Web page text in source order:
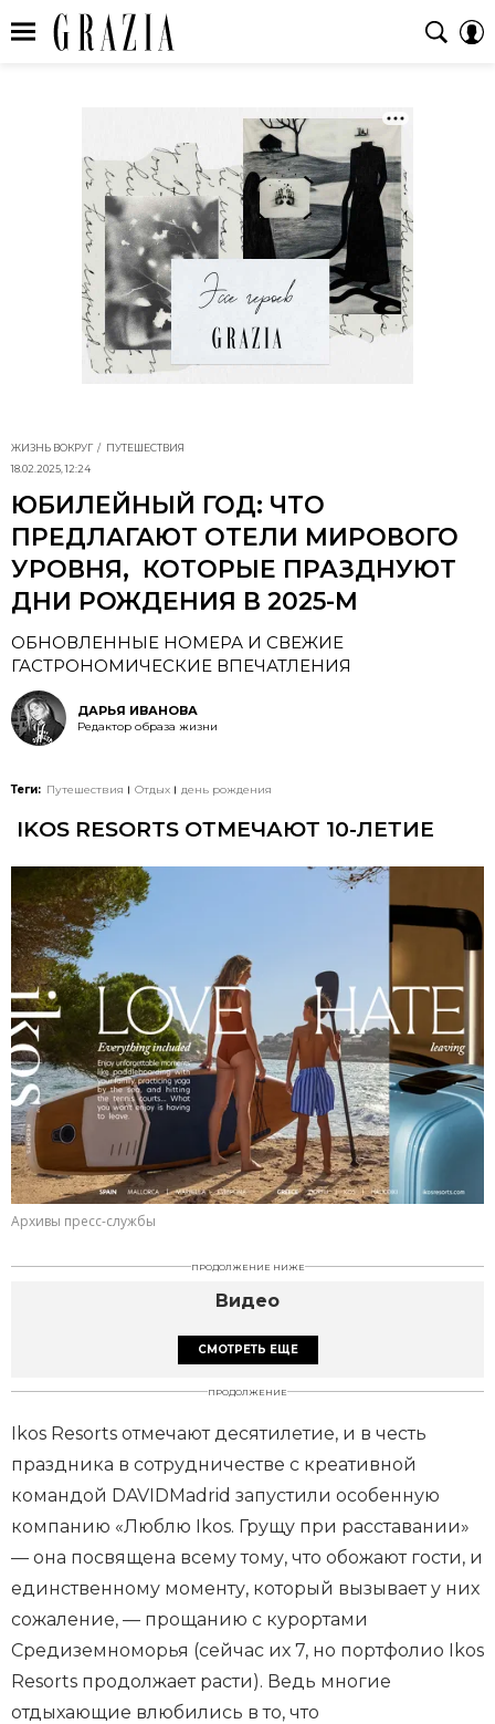
ЖИЗНЬ ВОКРУГ
ПУТЕШЕСТВИЯ
18.02.2025, 12:24
ЮБИЛЕЙНЫЙ ГОД: ЧТО
ПРЕДЛАГАЮТ ОТЕЛИ МИРОВОГО
УРОВНЯ, КОТОРЫЕ ПРАЗДНУЮТ
ДНИ РОЖДЕНИЯ В 2025-М
ОБНОВЛЕННЫЕ НОМЕРА И СВЕЖИЕ
ГАСТРОНОМИЧЕСКИЕ ВПЕЧАТЛЕНИЯ
ДАРЬЯ ИВАНОВА
Редактор образа жизни
Теги: Путешествия Отдых день рождения
IKOS RESORTS ОТМЕЧАЮТ 10-ЛЕТИЕ
Архивы пресс-службы
ПРОДОЛЖЕНИЕ НИЖЕ
Видео
СМОТРЕТЬ ЕЩЕ
ПРОДОЛЖЕНИЕ
Ikos Resorts отмечают десятилетие, и в честь
праздника в сотрудничестве с креативной
командой DAVIDMadrid запустили особенную
компанию «Люблю Ikos. Грущу при расставании»
— она посвящена всему тому, что обожают гости, и
единственному моменту, который вызывает у них
сожаление, — прощанию с курортами
Средиземноморья (сейчас их 7, но портфолио Ikos
Resorts продолжает расти). Ведь многие
отдыхающие влюбились в то, что